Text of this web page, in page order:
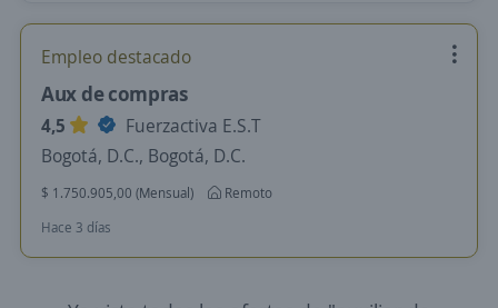
Empleo destacado
Aux de compras
4,5
Fuerzactiva E.S.T
Bogotá, D.C., Bogotá, D.C.
$ 1.750.905,00 (Mensual)
Remoto
Hace 3 días